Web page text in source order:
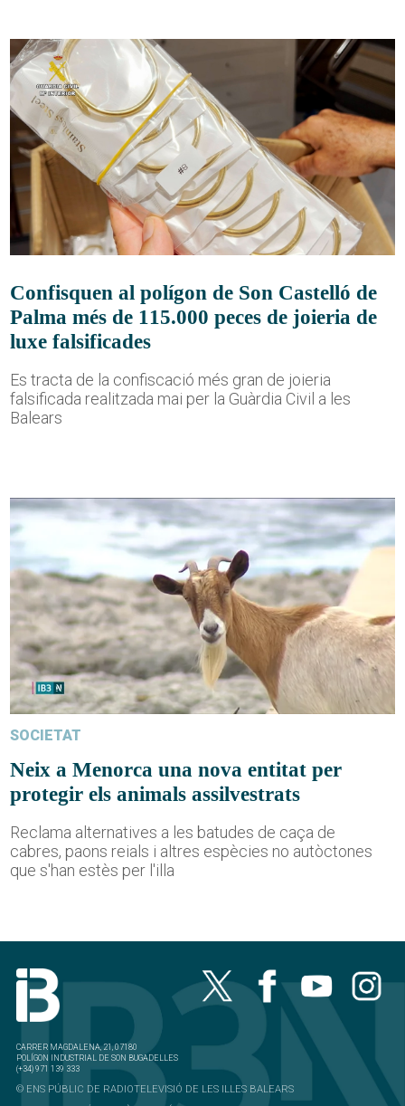
Confisquen al polígon de Son Castelló de
Palma més de 115.000 peces de joieria de
luxe falsificades
Es tracta de la confiscació més gran de joieria
falsificada realitzada mai per la Guàrdia Civil a les
Balears
SOCIETAT
Neix a Menorca una nova entitat per
protegir els animals assilvestrats
Reclama alternatives a les batudes de caça de
cabres, paons reials i altres espècies no autòctones
que s'han estès per l'illa
CARRER MAGDALENA, 21, 07180
POLÍGON INDUSTRIAL DE SON BUGADELLES
(+34) 971 139 333
© ENS PÚBLIC DE RADIOTELEVISIÓ DE LES ILLES BALEARS